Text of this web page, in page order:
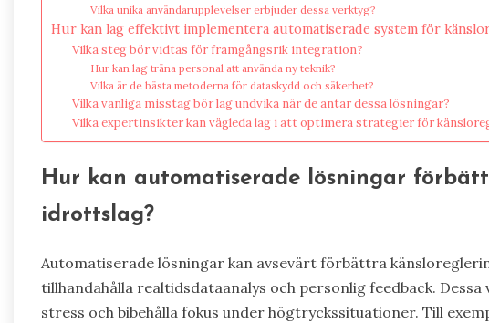
Vilka unika användarupplevelser erbjuder dessa verktyg?
Hur kan lag effektivt implementera automatiserade system för
Vilka steg bör vidtas för framgångsrik integration?
Hur kan lag träna personal att använda ny teknik?
Vilka är de bästa metoderna för dataskydd och säkerhet?
Vilka vanliga misstag bör lag undvika när de antar dessa lösningar?
Vilka expertinsikter kan vägleda lag i att optimera strategier för
Hur kan automatiserade lösningar
idrottslag?
Automatiserade lösningar kan avsevärt förbättra
tillhandahålla realtidsdataanalys och personlig feedback.
stress och bibehålla fokus under högtryckssituationer. Till